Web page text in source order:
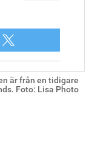
är från en tidigare
Foto: Lisa Photo